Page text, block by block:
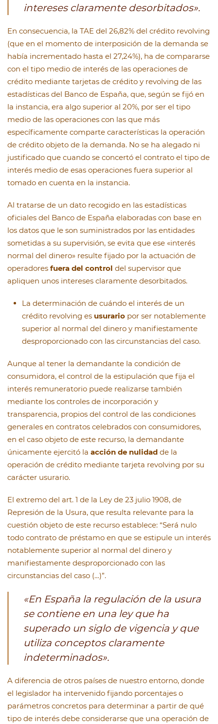
intereses claramente desorbitados».
En consecuencia, la TAE del 26,82% del crédito revolving
(que en el momento de interposición de la demanda se
había incrementado hasta el 27,24%), ha de compararse
con el tipo medio de interés de las operaciones de
crédito mediante tarjetas de crédito y revolving de las
estadísticas del Banco de España, que, según se fijó en
la instancia, era algo superior al 20%, por ser el tipo
medio de las operaciones con las que más
específicamente comparte características la operación
de crédito objeto de la demanda. No se ha alegado ni
justificado que cuando se concertó el contrato el tipo de
interés medio de esas operaciones fuera superior al
tomado en cuenta en la instancia.
Al tratarse de un dato recogido en las estadísticas
oficiales del Banco de España elaboradas con base en
los datos que le son suministrados por las entidades
sometidas a su supervisión, se evita que ese «interés
normal del dinero» resulte fijado por la actuación de
operadores fuera del control del supervisor que
apliquen unos intereses claramente desorbitados.
La determinación de cuándo el interés de un
crédito revolving es usurario por ser notablemente
superior al normal del dinero y manifiestamente
desproporcionado con las circunstancias del caso.
Aunque al tener la demandante la condición de
consumidora, el control de la estipulación que fija el
interés remuneratorio puede realizarse también
mediante los controles de incorporación y
transparencia, propios del control de las condiciones
generales en contratos celebrados con consumidores,
en el caso objeto de este recurso, la demandante
únicamente ejercitó la acción de nulidad de la
operación de crédito mediante tarjeta revolving por su
carácter usurario.
El extremo del art. 1 de la Ley de 23 julio 1908, de
Represión de la Usura, que resulta relevante para la
cuestión objeto de este recurso establece: “Será nulo
todo contrato de préstamo en que se estipule un interés
notablemente superior al normal del dinero y
manifiestamente desproporcionado con las
circunstancias del caso (…)”.
«En España la regulación de la usura
se contiene en una ley que ha
superado un siglo de vigencia y que
utiliza conceptos claramente
indeterminados».
A diferencia de otros países de nuestro entorno, donde
el legislador ha intervenido fijando porcentajes o
parámetros concretos para determinar a partir de qué
tipo de interés debe considerarse que una operación de